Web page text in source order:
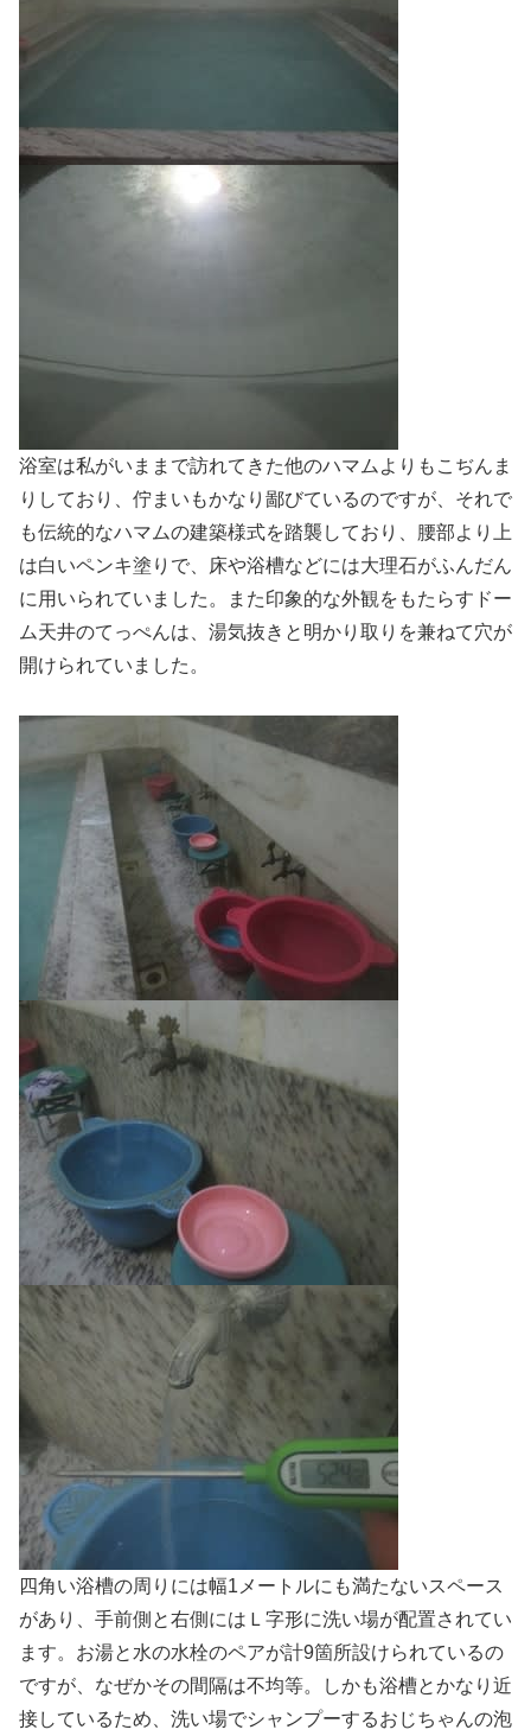
浴室は私がいままで訪れてきた他のハマムよりもこぢんま
りしており、佇まいもかなり鄙びているのですが、それで
も伝統的なハマムの建築様式を踏襲しており、腰部より上
は白いペンキ塗りで、床や浴槽などには大理石がふんだん
に用いられていました。また印象的な外観をもたらすドー
ム天井のてっぺんは、湯気抜きと明かり取りを兼ねて穴が
開けられていました。
四角い浴槽の周りには幅1メートルにも満たないスペース
があり、手前側と右側にはＬ字形に洗い場が配置されてい
ます。お湯と水の水栓のペアが計9箇所設けられているの
ですが、なぜかその間隔は不均等。しかも浴槽とかなり近
接しているため、洗い場でシャンプーするおじちゃんの泡